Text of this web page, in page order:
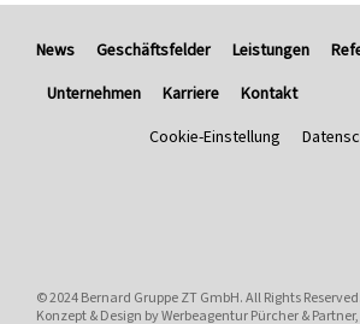
News Geschäftsfelder Leistungen
Unternehmen
Karriere
Kontakt
Cookie-Einstellung
© 2024Bernard Gruppe ZT GmbH. All Rights Reserved.
Konzept & Design byWerbeagentur Pürcher &